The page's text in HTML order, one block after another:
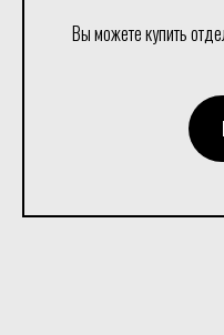
Вы можете купить